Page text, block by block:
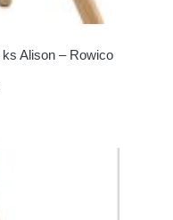
Alison – Rowico